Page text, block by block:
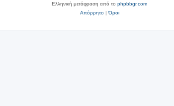
Ελληνική μετάφραση από το phpbbgr.com
Απόρρητο|Όροι